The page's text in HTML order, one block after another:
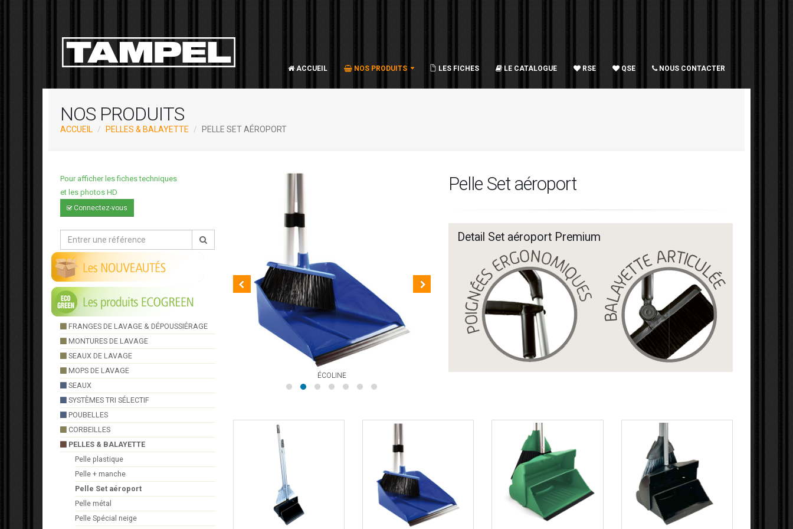
ACCUEIL NOS PRODUITS LES FICHES LE CATALOGUE RSE QSE NOUS CONTACTER
NOS PRODUITS
ACCUEIL PELLES & BALAYETTE PELLE SET AÉROPORT
Pour afficher les fiches techniques
et les photos HD
Connectez-vous
FRANGES DE LAVAGE & DÉPOUSSIÉRAGE
MONTURES DE LAVAGE
SEAUX DE LAVAGE
MOPS DE LAVAGE
SEAUX
SYSTÈMES TRI SÉLECTIF
POUBELLES
CORBEILLES
PELLES & BALAYETTE
Pelle plastique
Pelle + manche
Pelle Set aéroport
Pelle métal
Pelle Spécial neige
FIRST ÉCOLINE
Pelle Set aéroport
Detail Set aéroport Premium